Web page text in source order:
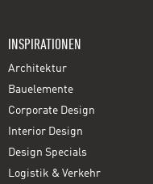
INSPIRATIONEN
Architektur
Bauelemente
Corporate Design
Interior Design
Design Specials
Logistik & Verkehr